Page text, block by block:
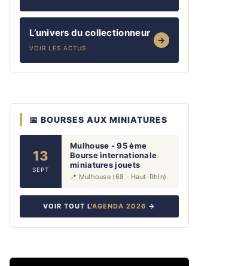
L’univers du collectionneur
VOIR LES ACTUS
→
📅 BOURSES AUX MINIATURES
13
SEPT
Mulhouse - 95 ème
Bourse internationale
miniatures jouets
📍 Mulhouse (68 - Haut-Rhin)
VOIR TOUT L'AGENDA 2026 →